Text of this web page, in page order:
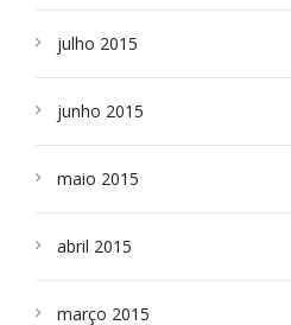
julho 2015
junho 2015
maio 2015
abril 2015
março 2015